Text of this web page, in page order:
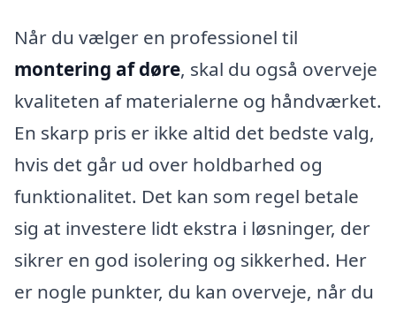
Når du vælger en professionel til
montering af døre, skal du også overveje
kvaliteten af materialerne og håndværket.
En skarp pris er ikke altid det bedste valg,
hvis det går ud over holdbarhed og
funktionalitet. Det kan som regel betale
sig at investere lidt ekstra i løsninger, der
sikrer en god isolering og sikkerhed. Her
er nogle punkter, du kan overveje, når du